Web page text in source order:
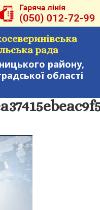
рада
району,
області